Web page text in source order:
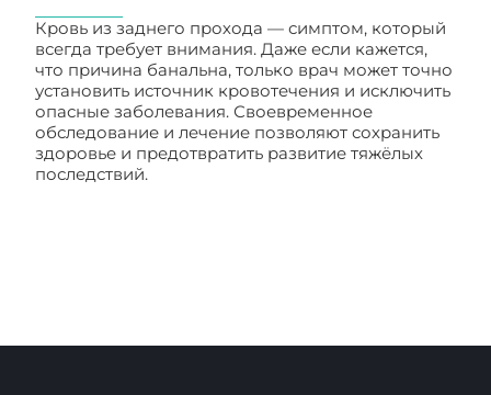
Кровь из заднего прохода — симптом, который
всегда требует внимания. Даже если кажется,
что причина банальна, только врач может точно
установить источник кровотечения и исключить
опасные заболевания. Своевременное
обследование и лечение позволяют сохранить
здоровье и предотвратить развитие тяжёлых
последствий.